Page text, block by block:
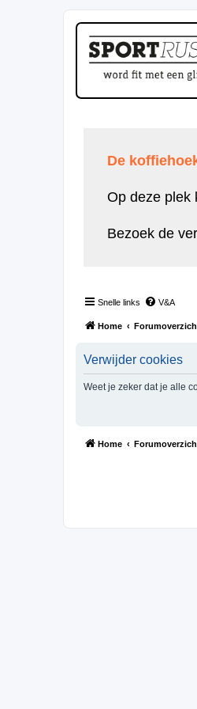
De
Op deze plek
Bezoek de
Snelle links V&A
Home
Verwijder cookies
Weet je zeker dat je alle
Home